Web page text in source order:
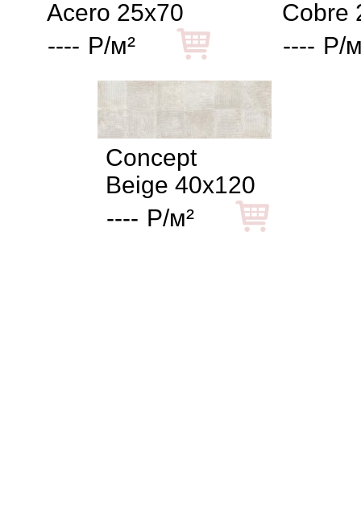
Acero 25x70
---- Р/м²
Cobre
---- Р/
Concept
Beige 40x120
---- Р/м²